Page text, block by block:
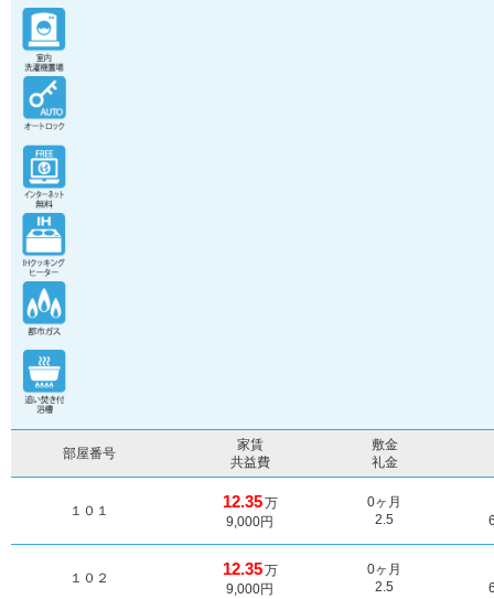
部屋番号
家賃
共益費
敷金
礼金
１０１ 12.35万
9,000円
0ヶ月
2.5
１０２ 12.35万
9,000円
0ヶ月
2.5